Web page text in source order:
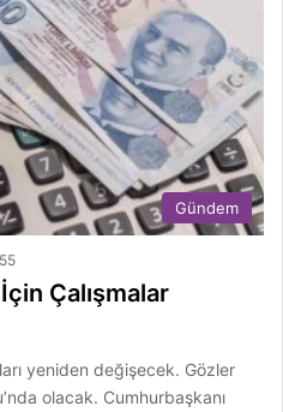
Gündem
55
Çalışmalar
yeniden değişecek. Gözler
olacak. Cumhurbaşkanı